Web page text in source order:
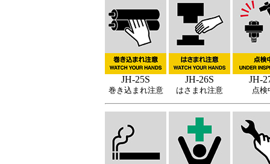
JH-25S
巻き込まれ注意
JH-26S
はさまれ注意
JH-
点検